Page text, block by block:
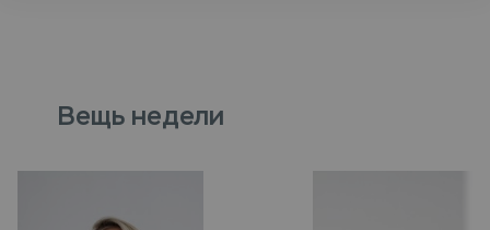
Вещь недели